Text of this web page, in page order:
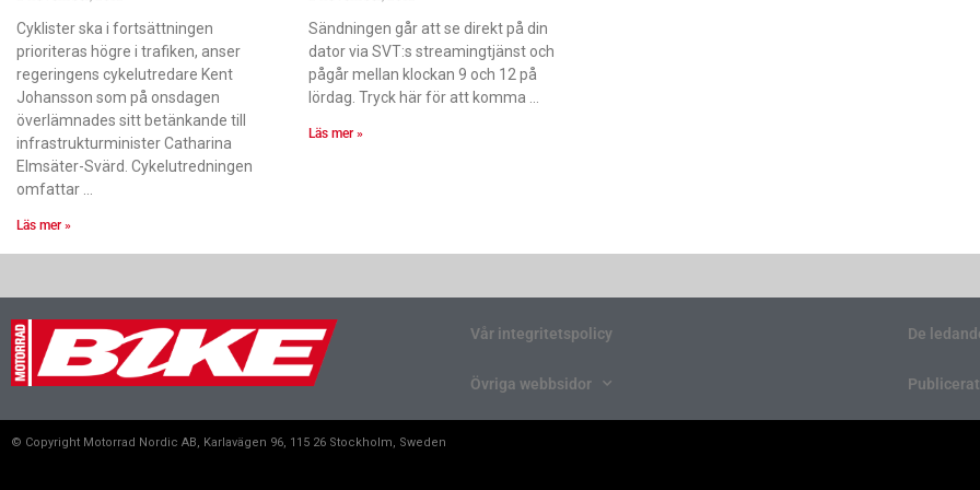
Cyklister ska i fortsättningen
prioriteras högre i trafiken, anser
regeringens cykelutredare Kent
Johansson som på onsdagen
överlämnades sitt betänkande till
infrastrukturminister Catharina
Elmsäter-Svärd. Cykelutredningen
omfattar
Läs mer »
Sändningen går att se direkt på din
dator via SVT:s streamingtjänst och
pågår mellan klockan 9 och 12 på
lördag. Tryck här för att komma
Läs mer »
Vår integritetspolicy
Övriga webbsidor
De
Publicerat
© Copyright Motorrad Nordic AB, Karlavägen 96, 115 26 Stockholm, Sweden